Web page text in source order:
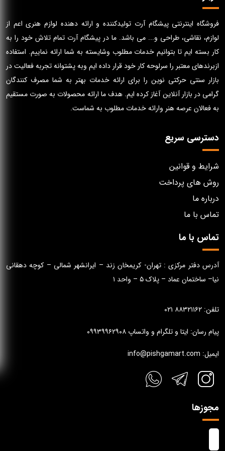
فروشگاه اینترنتی پیشگام آرت تولیدکننده و ارائه دهنده لوازم هنری اعم از
لوازم، نقاشی، طراحی و... می باشد. ما در پیشگام آرت تمام تلاش خود را به
کار بسته ایم تا بتوانیم خدمات مطلوب وشایسته به شما ارائه نماییم. استفاده
ازبرندهای معتبر را سرلوحه کار خود قرار داده ایم وبه پشتوانه تجربه فعالیت در
بازار سنتی حرکتی نوین را برای ارائه خدمات بهتر به شما مصرف کنندگان
گرامی در بازار آنلاین آغاز کرده ایم. هدف ما ارائه محصولات به صورت مستقیم
به فعالان عرصه هنر وارائه خدمات مطلوب به شماست.
دسترسی سریع
شرایط و قوانین
روش های پرداخت
درباره ما
تماس با ما
تماس با ما
آدرس دفتر مرکزی : تهران- کریمخان زند – ایرانشهر شمالی – کوچه دهقانی
نیا– ساختمان عماد – پلاک ۵ – واحد ۱
تلفن: ۸۸۳۲۱۱۶۲ ۰۲۱
پیام رسان: ایتا و تلگرام و واتساپ ۰۹۹۳۹۹۶۲۹۰۸
ایمیل: info@pishgamart.com
مجوزها